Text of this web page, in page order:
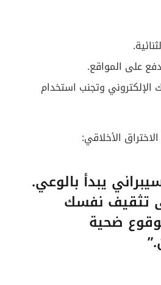
على المواقع.
وتجنب استخدام
الأخلاقي:
يبدأ بالوعي.
تثقيف نفسك
ضحية